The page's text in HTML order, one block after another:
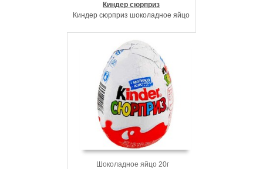
Киндер сюрприз
Киндер сюрприз шоколадное яйцо
Шоколадное яйцо 20г